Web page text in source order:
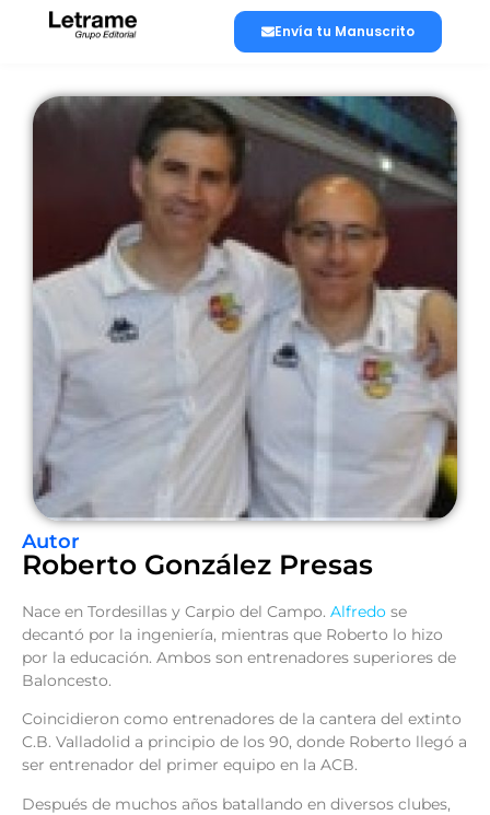
Envía tu Manuscrito
Autor
Roberto González Presas
Nace en Tordesillas y Carpio del Campo. Alfredo se
decantó por la ingeniería, mientras que Roberto lo hizo
por la educación. Ambos son entrenadores superiores de
Baloncesto.
Coincidieron como entrenadores de la cantera del extinto
C.B. Valladolid a principio de los 90, donde Roberto llegó a
ser entrenador del primer equipo en la ACB.
Después de muchos años batallando en diversos clubes,